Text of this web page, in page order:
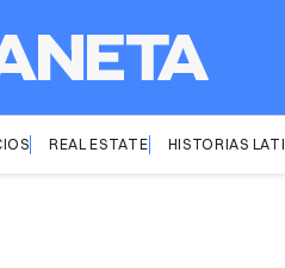
REAL ESTATE HISTORIAS